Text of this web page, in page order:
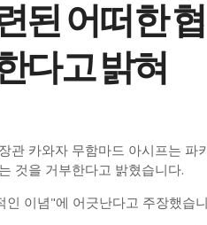
된 어떠한
다고 밝혀
카와자 무함마드 아시프는 파
것을 거부한다고 밝혔습니다.
이념"에 어긋난다고 주장했습